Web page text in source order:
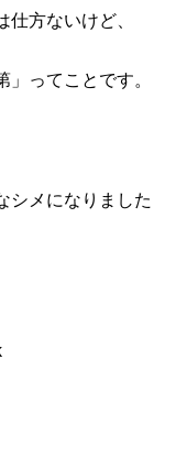
方ないけど、
ってことです。
シメになりました